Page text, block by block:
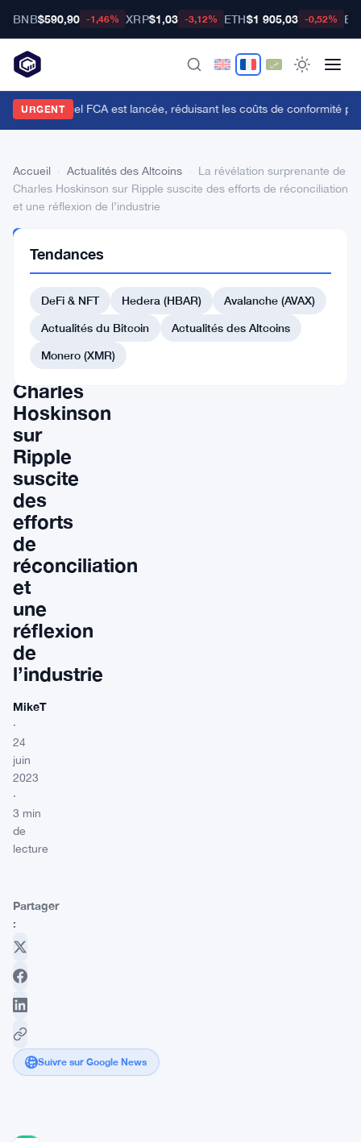
BNB$590,90 -1,46% XRP$1,03 -3,12% ETH$1 905,03 -0,52%
URGENT
du Manuel FCA est lancée, réduisant les coûts de conformité
Accueil Actualités des Altcoins
La révélation surprenante de
Charles Hoskinson sur Ripple suscite des efforts de réconciliation
et une réflexion de l’industrie
DES
ALTCOINS
révélation
surprenante
Charles
Hoskinson
sur
Ripple
suscite
des
efforts
de
réconciliation
et
une
réflexion
de
l’industrie
MikeT
·
24
juin
2023
·
3 min
de
lecture
Partager
:
Suivre sur Google News
Tendances
DeFi & NFT Hedera (HBAR)
Avalanche (AVAX)
Actualités du Bitcoin
Actualités des Altcoins
Monero (XMR)